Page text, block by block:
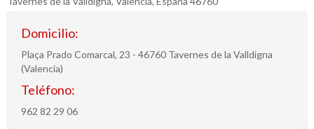
Domicilio:
Plaça Prado Comarcal, 23 - 46760 Tavernes de la Valldigna
(Valencia)
Teléfono:
962 82 29 06